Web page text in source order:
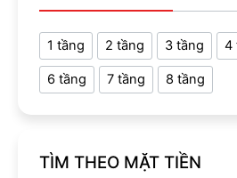
1 tầng 2 tầng 3 tầng 4
6 tầng 7 tầng 8 tầng
TÌM THEO MẶT TIỀN